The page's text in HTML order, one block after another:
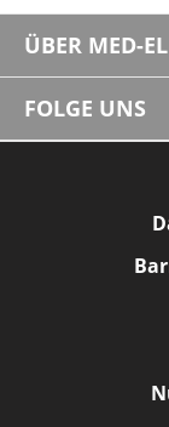
ÜBER MED-EL
FOLGE UNS